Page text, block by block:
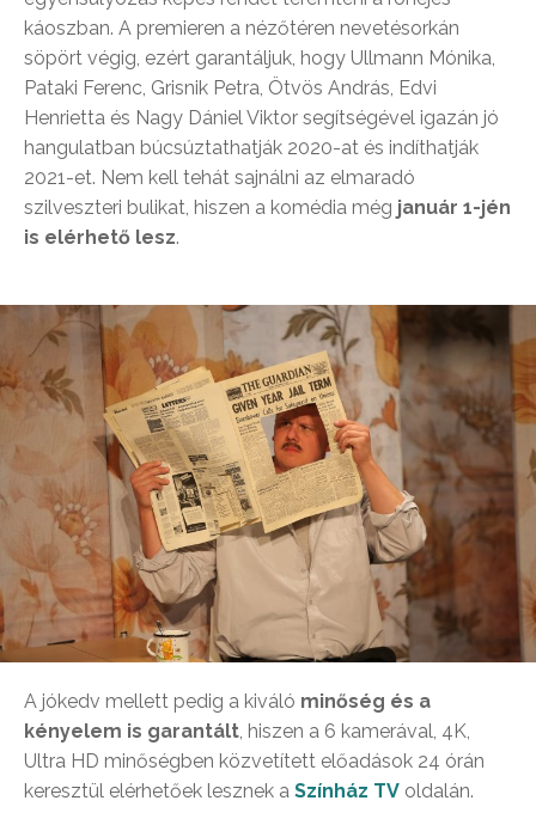
káoszban. A premieren a nézőtéren nevetésorkán
söpört végig, ezért garantáljuk, hogy Ullmann Mónika,
Pataki Ferenc, Grisnik Petra, Ötvös András, Edvi
Henrietta és Nagy Dániel Viktor segítségével igazán jó
hangulatban búcsúztathatják 2020-at és indíthatják
2021-et. Nem kell tehát sajnálni az elmaradó
szilveszteri bulikat, hiszen a komédia még január 1-jén
is elérhető lesz.
A jókedv mellett pedig a kiváló minőség és a
kényelem is garantált, hiszen a 6 kamerával, 4K,
Ultra HD minőségben közvetített előadások 24 órán
keresztül elérhetőek lesznek a Színház TV oldalán.